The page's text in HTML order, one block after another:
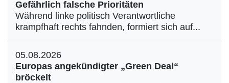
Gefährlich falsche Prioritäten
Während linke politisch Verantwortliche
krampfhaft rechts fahnden, formiert sich auf...
05.08.2026
Europas angekündigter „Green Deal“
bröckelt